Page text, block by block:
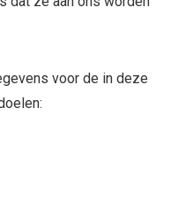
voor de in deze